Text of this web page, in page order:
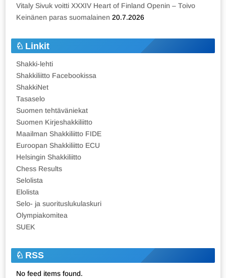
Vitaly Sivuk voitti XXXIV Heart of Finland Openin – Toivo
Keinänen paras suomalainen 20.7.2026
Linkit
Shakki-lehti
Shakkiliitto Facebookissa
ShakkiNet
Tasaselo
Suomen tehtäväniekat
Suomen Kirjeshakkiliitto
Maailman Shakkiliitto FIDE
Euroopan Shakkiliitto ECU
Helsingin Shakkiliitto
Chess Results
Selolista
Elolista
Selo- ja suorituslukulaskuri
Olympiakomitea
SUEK
RSS
No feed items found.